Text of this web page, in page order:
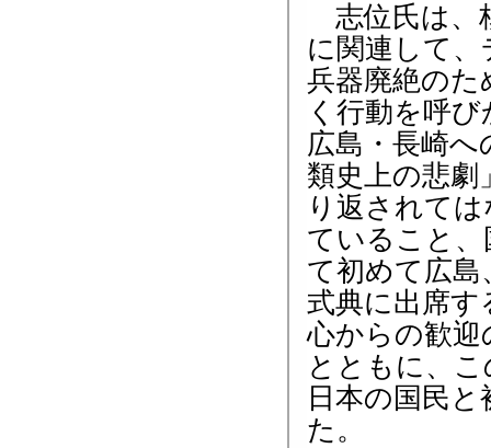
志位氏は、
に関連して
兵器廃絶の
く行動を呼
広島・長崎へ
類史上の悲劇
り返されて
ていること
て初めて広島
式典に出席
心からの歓
とともに、
日本の国民
た。